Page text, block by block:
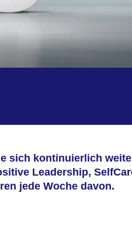
sich kontinuierlich
Leadership,
jede Woche davon.